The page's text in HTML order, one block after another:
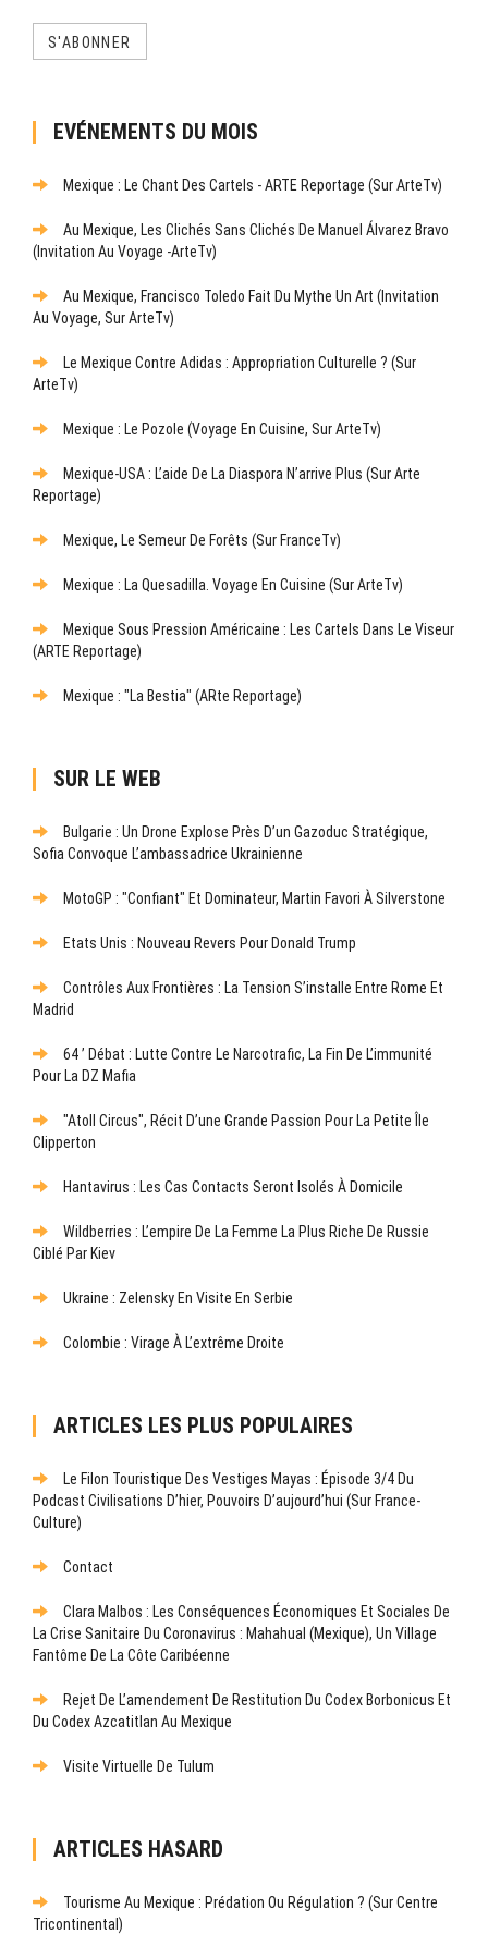
S'ABONNER
EVÉNEMENTS DU MOIS
Mexique : Le Chant Des Cartels - ARTE Reportage (sur ArteTv)
Au Mexique, Les Clichés Sans Clichés De Manuel Álvarez Bravo
(Invitation Au Voyage -ArteTv)
Au Mexique, Francisco Toledo Fait Du Mythe Un Art (Invitation
Au Voyage, Sur ArteTv)
Le Mexique Contre Adidas : Appropriation Culturelle ? (sur
ArteTv)
Mexique : Le Pozole (Voyage En Cuisine, Sur ArteTv)
Mexique-USA : L’aide De La Diaspora N’arrive Plus (sur Arte
Reportage)
Mexique, Le Semeur De Forêts (sur FranceTv)
Mexique : La Quesadilla. Voyage En Cuisine (sur ArteTv)
Mexique Sous Pression Américaine : Les Cartels Dans Le Viseur
(ARTE Reportage)
Mexique : "La Bestia" (ARte Reportage)
SUR LE WEB
Bulgarie : Un Drone Explose Près D’un Gazoduc Stratégique,
Sofia Convoque L’ambassadrice Ukrainienne
MotoGP : "Confiant" Et Dominateur, Martin Favori À Silverstone
Etats Unis : Nouveau Revers Pour Donald Trump
Contrôles Aux Frontières : La Tension S’installe Entre Rome Et
Madrid
64 ’ Débat : Lutte Contre Le Narcotrafic, La Fin De L’immunité
Pour La DZ Mafia
"Atoll Circus", Récit D’une Grande Passion Pour La Petite Île
Clipperton
Hantavirus : Les Cas Contacts Seront Isolés À Domicile
Wildberries : L’empire De La Femme La Plus Riche De Russie
Ciblé Par Kiev
Ukraine : Zelensky En Visite En Serbie
Colombie : Virage À L’extrême Droite
ARTICLES LES PLUS POPULAIRES
Le Filon Touristique Des Vestiges Mayas : Épisode 3/4 Du
Podcast Civilisations D’hier, Pouvoirs D’aujourd’hui (sur France-
Culture)
Contact
Clara Malbos : Les Conséquences Économiques Et Sociales De
La Crise Sanitaire Du Coronavirus : Mahahual (Mexique), Un Village
Fantôme De La Côte Caribéenne
Rejet De L’amendement De Restitution Du Codex Borbonicus Et
Du Codex Azcatitlan Au Mexique
Visite Virtuelle De Tulum
ARTICLES HASARD
Tourisme Au Mexique : Prédation Ou Régulation ? (Sur Centre
Tricontinental)